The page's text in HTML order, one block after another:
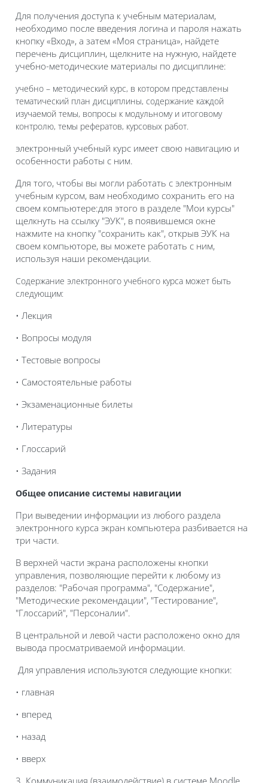
Для получения доступа к учебным материалам,
необходимо после введения логина и пароля нажать
кнопку «Вход», а затем «Моя страница», найдете
перечень дисциплин, щелкните на нужную, найдете
учебно-методические материалы по дисциплине:
учебно – методический курс, в котором представлены
тематический план дисциплины, содержание каждой
изучаемой темы, вопросы к модульному и итоговому
контролю, темы рефератов, курсовых работ.
электронный учебный курс имеет свою навигацию и
особенности работы с ним.
Для того, чтобы вы могли работать с электронным
учебным курсом, вам необходимо сохранить его на
своем компьютере:для этого в разделе "Мои курсы"
щелкнуть на ссылку "ЭУК", в появившемся окне
нажмите на кнопку "сохранить как", открыв ЭУК на
своем компьюторе, вы можете работать с ним,
используя наши рекомендации.
Содержание электронного учебного курса может быть
следующим:
• Лекция
• Вопросы модуля
• Тестовые вопросы
• Самостоятельные работы
• Экзаменационные билеты
• Литературы
• Глоссарий
• Задания
Общее описание системы навигации
При выведении информации из любого раздела
электронного курса экран компьютера разбивается на
три части.
В верхней части экрана расположены кнопки
управления, позволяющие перейти к любому из
разделов: "Рабочая программа", "Содержание",
"Методические рекомендации", "Тестирование",
"Глоссарий", "Персоналии".
В центральной и левой части расположено окно для
вывода просматриваемой информации.
Для управления используются следующие кнопки:
• главная
• вперед
• назад
• вверх
3. Коммуникация (взаимодействие) в системе Moodle